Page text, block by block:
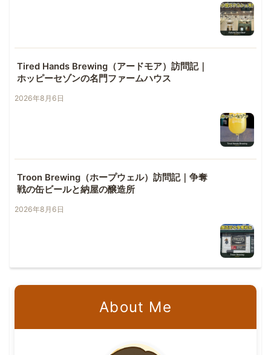
Tired Hands Brewing（アードモア）訪問記｜
ホッピーセゾンの名門ファームハウス
2026年8月6日
Troon Brewing（ホープウェル）訪問記｜争奪
戦の缶ビールと納屋の醸造所
2026年8月6日
About Me